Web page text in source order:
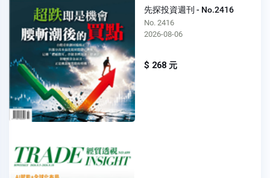
先探投資週刊 - No.2416
No. 2416
2026-08-06
$ 268 元